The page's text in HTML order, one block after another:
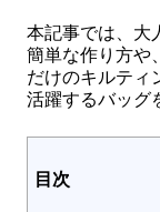
本記事では、大
簡単な作り方や
だけのキルティ
活躍するバッグ
目次